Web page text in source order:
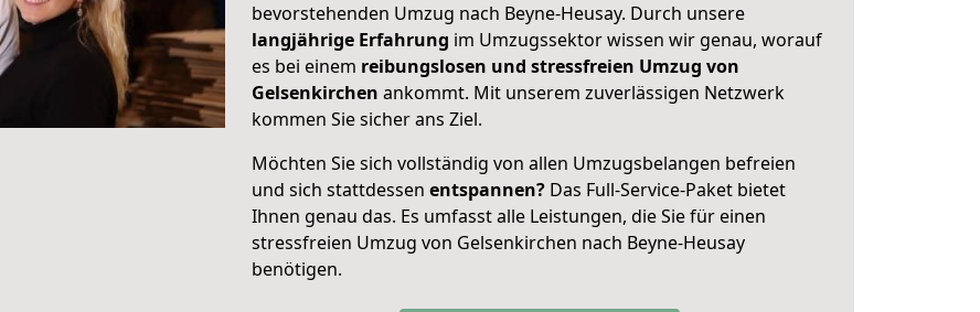
bevorstehenden Umzug nach Beyne-Heusay. Durch unsere
langjährige Erfahrung im Umzugssektor wissen wir genau, worauf
es bei einem reibungslosen und stressfreien Umzug von
Gelsenkirchen ankommt. Mit unserem zuverlässigen Netzwerk
kommen Sie sicher ans Ziel.
Möchten Sie sich vollständig von allen Umzugsbelangen befreien
und sich stattdessen entspannen? Das Full-Service-Paket bietet
Ihnen genau das. Es umfasst alle Leistungen, die Sie für einen
stressfreien Umzug von Gelsenkirchen nach Beyne-Heusay
benötigen.